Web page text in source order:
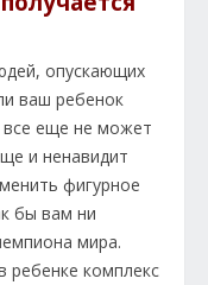
опускающих
ваш ребенок
все еще не может
и ненавидит
фигурное
бы вам ни
мира.
ребенке комплекс